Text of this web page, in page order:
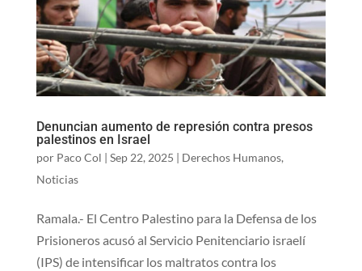
Denuncian aumento de represión contra presos
palestinos en Israel
por Paco Col | Sep 22, 2025 | Derechos Humanos,
Noticias
Ramala.- El Centro Palestino para la Defensa de los
Prisioneros acusó al Servicio Penitenciario israelí
(IPS) de intensificar los maltratos contra los